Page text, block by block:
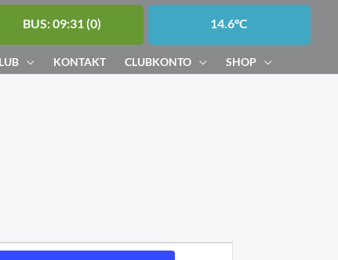
BUS: 09:31 (0) 14.6°C
KONTAKT CLUBKONTO SHOP